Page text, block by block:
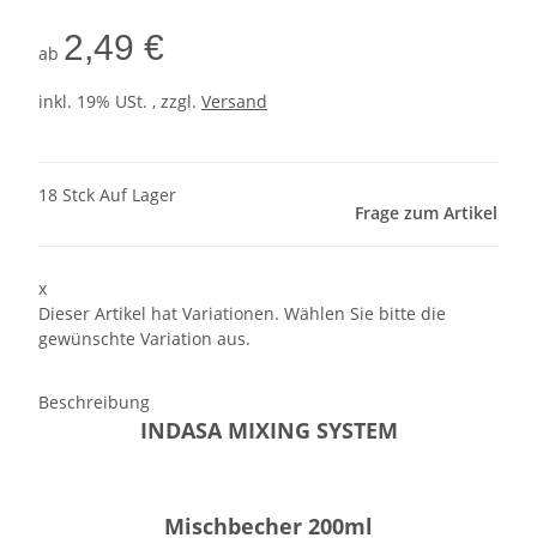
ab 2,49 €
inkl. 19% USt. , zzgl. Versand
18 Stck Auf Lager
Frage zum Artikel
x
Dieser Artikel hat Variationen. Wählen Sie bitte die
gewünschte Variation aus.
Beschreibung
INDASA MIXING SYSTEM
Mischbecher 200ml